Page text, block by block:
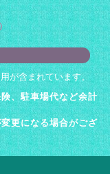
が含まれています。
、駐車場代など余計
更になる場合がござ